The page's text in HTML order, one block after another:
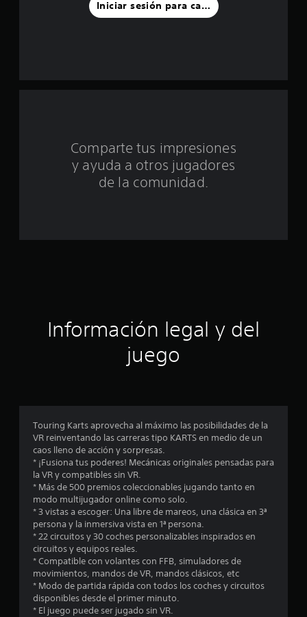
u
i
o
e
s
t
r
e
l
Iniciar sesión para calificar
Comparte tus impresiones
y ayuda a otros jugadores
de la comunidad.
Información legal y del
juego
Touring Karts aprovecha al máximo las posibilidades de la
VR reinventando las carreras tipo KARTS en medio de un
caos lleno de acción y sorpresas.
* ¡Fusiona tus poderes! Mecánicas originales pensadas para
la VR y compatibles sin VR.
* Más de 500 premios coleccionables jugando tanto en
modo multijugador online como solo.
* 3 vistas a escoger: Una libre de mareos, una clásica en 3ª
persona y la inmersiva vista en 1ª persona.
* 22 circuitos y 30 coches personalizables inspirados en
circuitos y equipos reales.
* Compatible con volantes con FFB, simuladores de
movimientos, mandos de VR, mandos clásicos, etc
* Modo de partida rápida con todos los coches y circuitos
disponibles desde el primer minuto.
* El juego puede ser jugado sin VR.